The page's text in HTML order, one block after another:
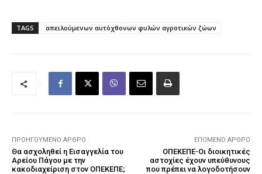
TAGS απειλούμενων αυτόχθονων φυλών αγροτικών ζώων
ΠΡΟΗΓΟΎΜΕΝΟ ΆΡΘΡΟ
Θα ασχοληθεί η Εισαγγελία του
Αρείου Πάγου με την
κακοδιαχείριση στον ΟΠΕΚΕΠΕ;
ΕΠΌΜΕΝΟ ΆΡΘΡΟ
ΟΠΕΚΕΠΕ-Οι διοικητικές
αστοχίες έχουν υπεύθυνους
που πρέπει να λογοδοτήσουν